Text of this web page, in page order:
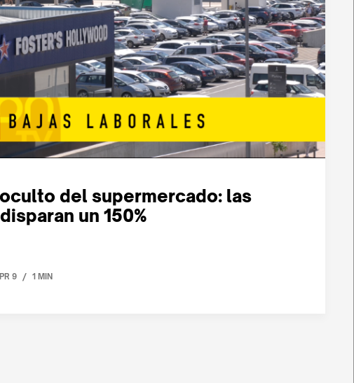
del supermercado: las
un 150%
9 / 1 MIN